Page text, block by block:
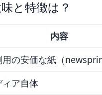
と特徴は？
内容
用の安価な紙（
ア自体